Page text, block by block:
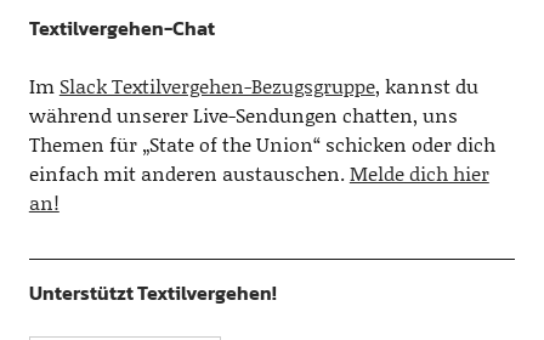
Textilvergehen-Chat
Im Slack Textilvergehen-Bezugsgruppe, kannst du
während unserer Live-Sendungen chatten, uns
Themen für „State of the Union“ schicken oder dich
einfach mit anderen austauschen.Melde dich hier
an!
Unterstützt Textilvergehen!